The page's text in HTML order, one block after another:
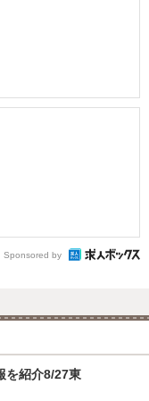
Sponsored by
を紹介8/27東